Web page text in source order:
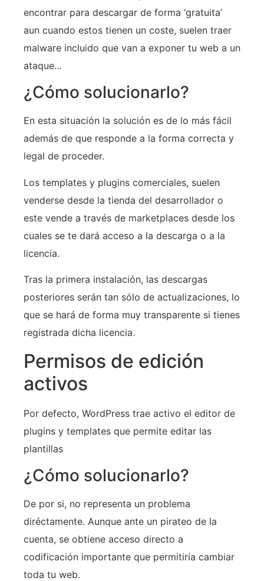
encontrar para descargar de forma ‘gratuita’
aun cuando estos tienen un coste, suelen traer
malware incluido que van a exponer tu web a un
ataque…
¿Cómo solucionarlo?
En esta situación la solución es de lo más fácil
además de que responde a la forma correcta y
legal de proceder.
Los templates y plugins comerciales, suelen
venderse desde la tienda del desarrollador o
este vende a través de marketplaces desde los
cuales se te dará acceso a la descarga o a la
licencia.
Tras la primera instalación, las descargas
posteriores serán tan sólo de actualizaciones, lo
que se hará de forma muy transparente si tienes
registrada dicha licencia.
Permisos de edición
activos
Por defecto, WordPress trae activo el editor de
plugins y templates que permite editar las
plantillas
¿Cómo solucionarlo?
De por si, no representa un problema
diréctamente. Aunque ante un pirateo de la
cuenta, se obtiene acceso directo a
codificación importante que permitiría cambiar
toda tu web.